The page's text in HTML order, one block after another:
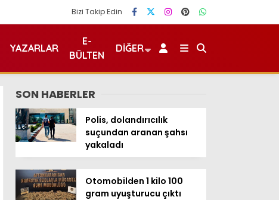
Bizi Takip Edin
YAZARLAR
E-
BÜLTEN
DIĞER
SON HABERLER
Polis, dolandırıcılık
suçundan aranan şahsı
yakaladı
Otomobilden 1 kilo 100
gram uyuşturucu çıktı